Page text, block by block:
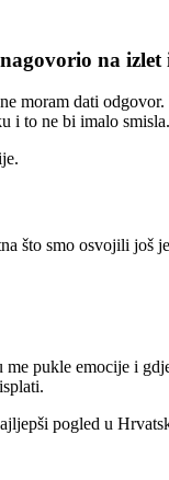
na izlet
moram dati
i to ne bi imalo smisla.
što smo osvojili
pukle emocije i
pogled u